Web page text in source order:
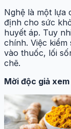
Nghệ là một lựa
định cho sức
huyết áp. Tuy
chính. Việc
vào thuốc, lối
chẽ.
Mời độc giả